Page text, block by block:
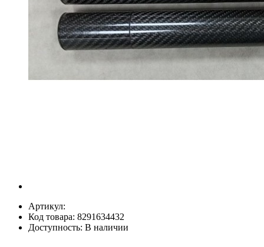
Артикул:
Код товара: 8291634432
Доступность: В наличии